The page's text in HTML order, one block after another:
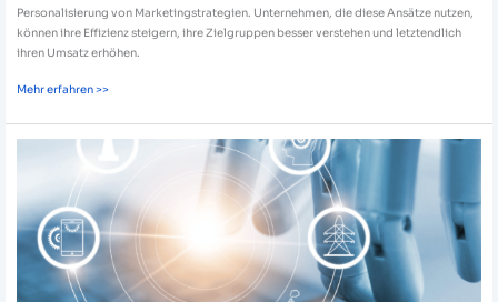
Personalisierung von Marketingstrategien. Unternehmen, die diese Ansätze nutzen,
können ihre Effizienz steigern, ihre Zielgruppen besser verstehen und letztendlich
ihren Umsatz erhöhen.
Mehr erfahren >>
Effizienzsteigerung